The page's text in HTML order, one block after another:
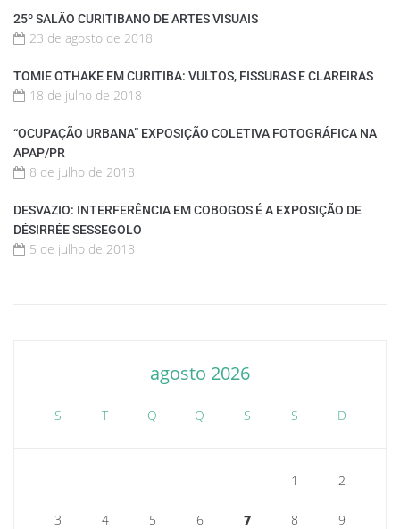
25º SALÃO CURITIBANO DE ARTES VISUAIS
23 de agosto de 2018
TOMIE OTHAKE EM CURITIBA: VULTOS, FISSURAS E CLAREIRAS
18 de julho de 2018
“OCUPAÇÃO URBANA” EXPOSIÇÃO COLETIVA FOTOGRÁFICA NA
APAP/PR
8 de julho de 2018
DESVAZIO: INTERFERÊNCIA EM COBOGOS É A EXPOSIÇÃO DE
DÉSIRRÉE SESSEGOLO
5 de julho de 2018
agosto 2026
S T Q Q S S D
1 2
3 4 5 6 7 8 9